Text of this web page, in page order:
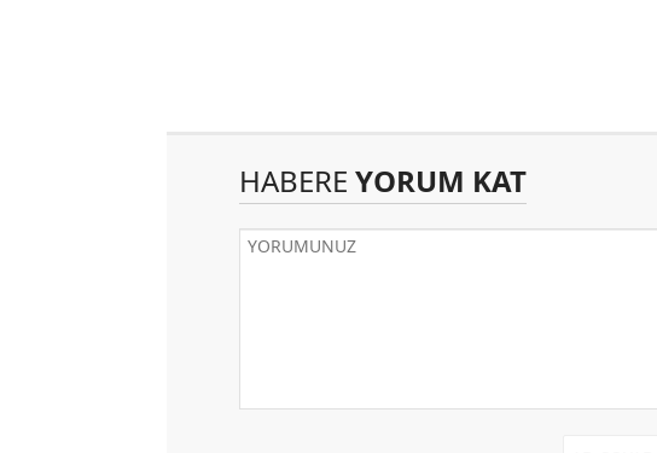
HABERE YORUM KAT